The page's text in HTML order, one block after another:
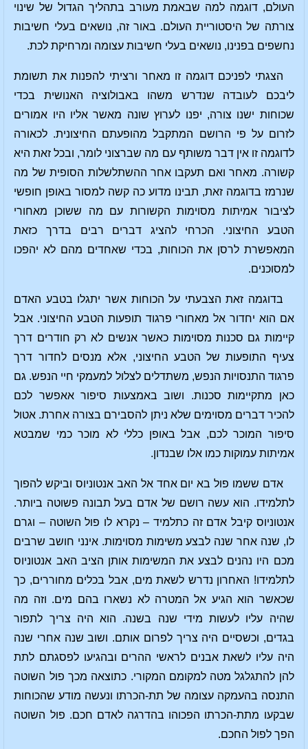
העולם, דוגמה למה שבאמת מעורב בתהליך הגדול של שינוי
צורתה של היסטוריית העולם. באור זה, נושאים בעלי חשיבות
נחשפים בפנינו, נושאים בעלי חשיבות עצומה ומרחיקת לכת.
הצגתי לפניכם דוגמה זו מאחר ורציתי להפנות את תשומת
ליבכם לעובדה שנדרש משהו באבולוציה האנושית בכדי
שכוחות ישנו צורה, יפנו לערוץ שונה מאשר אליו היו אמורים
לזרום על פי הרושם המתקבל מהופעתם החיצונית. לכאורה
לדוגמה זו אין דבר משותף עם מה שברצוני לומר, ובכל זאת היא
קשורה. מאחר ואם תעקבו אחר ההשתלשלות הסופית של מה
שנרמז בדוגמה זאת, תבינו מדוע כה קשה למסור באופן חופשי
לציבור אמיתות מסוימות הקשורות עם מה ששוכן מאחורי
הטבע החיצוני. הכרחי להציג דברים רבים בדרך כזאת
המאפשרת לרסן את הכוחות, בכדי שאחדים מהם לא יהפכו
למסוכנים.
בדוגמה זאת הצבעתי על הכוחות אשר יתגלו בטבע האדם
אם הוא יחדור אל מאחורי פרגוד תופעות הטבע החיצוני. אבל
קיימות גם סכנות מסוימות כאשר אנשים לא רק חודרים דרך
צעיף התופעות של הטבע החיצוני, אלא מנסים לחדור דרך
פרגוד התנסויות הנפש, משתדלים לצלול למעמקי חיי הנפש. גם
כאן מתקיימות סכנות. ושוב באמצעות סיפור אאפשר לכם
להכיר דברים מסוימים שלא ניתן להסבירם בצורה אחרת. אטול
סיפור המוכר לכם, אבל באופן כללי לא מוכר כמי שמבטא
אמיתות עמוקות כמו אלו שבנדון.
אדם ששמו פול בא יום אחד אל האב אנטוניוס וביקש להפוך
לתלמידו. הוא עשה רושם של אדם בעל תבונה פשוטה ביותר.
אנטוניוס קיבל אדם זה כתלמיד – נקרא לו פול השוטה – וגרם
לו, שנה אחר שנה לבצע משימות מסוימות. אינני חושב שרבים
מכם היו נהנים לבצע את המשימות אותן הציב האב אנטוניוס
לתלמידו! האחרון נדרש לשאת מים, אבל בכלים מחוררים, כך
שכאשר הוא הגיע אל המטרה לא נשארו בהם מים. וזה מה
שהיה עליו לעשות מידי שנה בשנה. הוא היה צריך לתפור
בגדים, וכשסיים היה צריך לפרום אותם. ושוב שנה אחרי שנה
היה עליו לשאת אבנים לראשי ההרים ובהגיעו לפסגתם לתת
להן להתגלגל מטה למקומם המקורי. כתוצאה מכך פול השוטה
התנסה בהעמקה עצומה של תת-הכרתו ונעשה מודע שהכוחות
שבקעו מתת-הכרתו הפכוהו בהדרגה לאדם חכם. פול השוטה
הפך לפול החכם.